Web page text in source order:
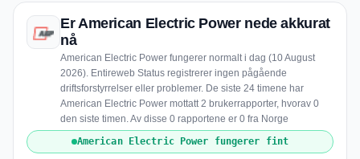
Er American Electric Power nede akkurat
nå
American Electric Power fungerer normalt i dag (10 August
2026). Entireweb Status registrerer ingen pågående
driftsforstyrrelser eller problemer. De siste 24 timene har
American Electric Power mottatt 2 brukerrapporter, hvorav 0
den siste timen. Av disse 0 rapportene er 0 fra Norge
American Electric Power fungerer fint